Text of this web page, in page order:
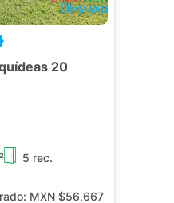
20
5 rec.
MXN $56,667